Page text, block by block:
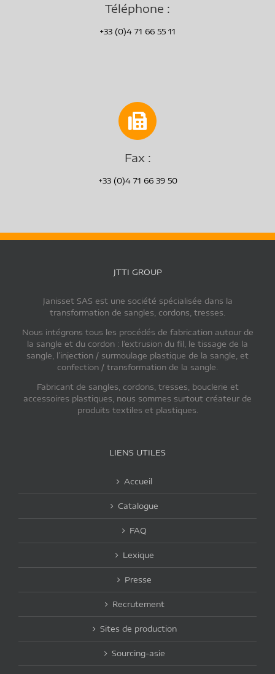
Téléphone :
+33 (0)4 71 66 55 11
Fax :
+33 (0)4 71 66 39 50
JTTI GROUP
Janisset SAS est une société spécialisée dans la
transformation de sangles, cordons, tresses.
Nous intégrons tous les procédés de fabrication autour de
la sangle et du cordon : l’extrusion du fil, le tissage de la
sangle, l’injection / surmoulage plastique de la sangle, et
confection / transformation de la sangle.
Fabricant de sangles, cordons, tresses, bouclerie et
accessoires plastiques, nous sommes surtout créateur de
produits textiles et plastiques.
LIENS UTILES
Accueil
Catalogue
FAQ
Lexique
Presse
Recrutement
Sites de production
Sourcing-asie